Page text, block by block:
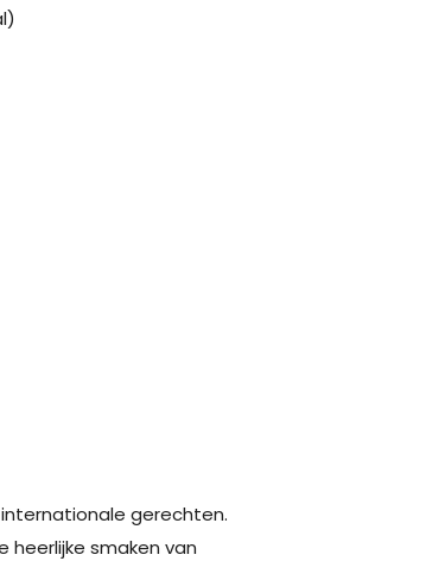
gerechten.
heerlijke smaken van